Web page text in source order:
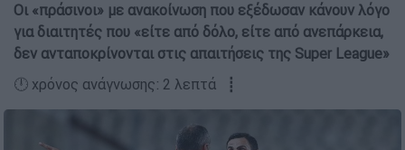
Οι «πράσινοι» με ανακοίνωση που εξέδωσαν κάνουν λόγο
για διαιτητές που «είτε από δόλο, είτε από ανεπάρκεια,
δεν ανταποκρίνονται στις απαιτήσεις της Super League»
🕛 χρόνος ανάγνωσης: 2 λεπτά ┋